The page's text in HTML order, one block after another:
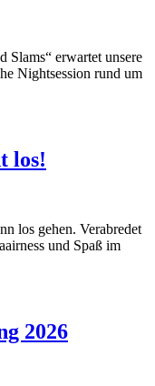
Slams“ erwartet unsere
Nightsession rund um
los!
los gehen. Verabredet
und Spaß im
2026